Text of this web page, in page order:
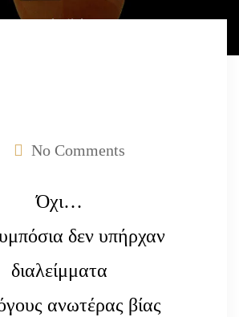
No Comments
Όχι…
δεν υπήρχαν
διαλείμματα
ανωτέρας βίας